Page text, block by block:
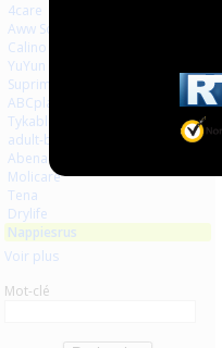
4care
Aww So Cute
Calino
YuYun
Suprima
ABCplaisir
Tykables
adult-baby-shop
Abena
Molicare
Tena
Drylife
Nappiesrus
Voir plus
Mot-clé